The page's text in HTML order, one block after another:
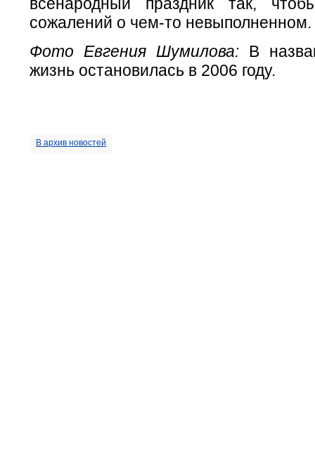
сожалений о чем-то невыполненном.
Фото Евгения Шумилова: В
жизнь остановилась в 2006 году.
В архив новостей